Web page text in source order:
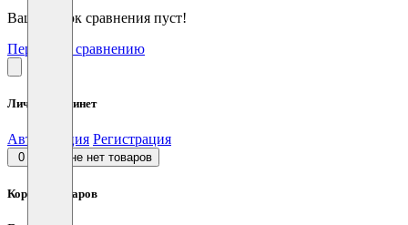
Ваш список сравнения пуст!
Перейти к сравнению
Личный кабинет
Авторизация Регистрация
0 В корзине нет товаров
Корзина товаров